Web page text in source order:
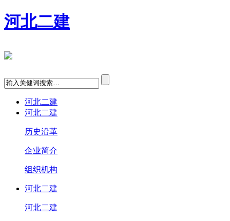
河北二建
河北二建
河北二建
历史沿革
企业简介
组织机构
河北二建
河北二建